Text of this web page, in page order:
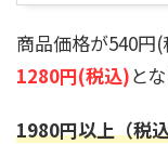
商品価格が540円(
1280円(税込)と
1980円以上（税